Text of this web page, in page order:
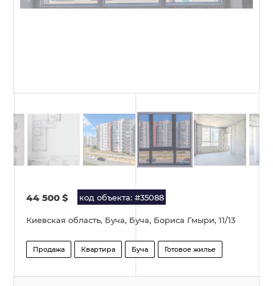
44 500 $ код объекта: #35088
Киевская область, Буча, Буча, Бориса Гмыри, 11/13
Продажа Квартира Буча Готовое жилье